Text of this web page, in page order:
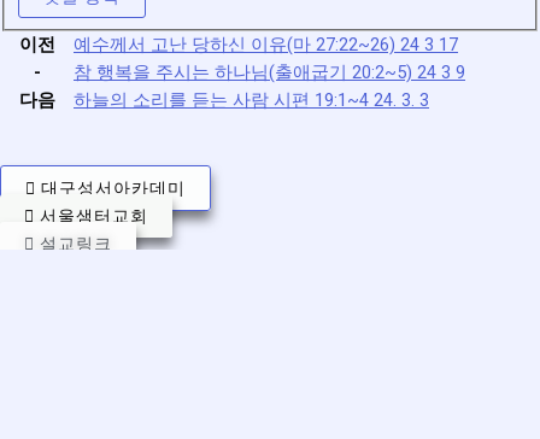
이전
예수께서 고난 당하신 이유(마 27:22~26) 24 3 17
-
참 행복을 주시는 하나님(출애굽기 20:2~5) 24 3 9
다음
하늘의 소리를 듣는 사람 시편 19:1~4 24. 3. 3
대구성서아카데미
서울샘터교회
설교링크